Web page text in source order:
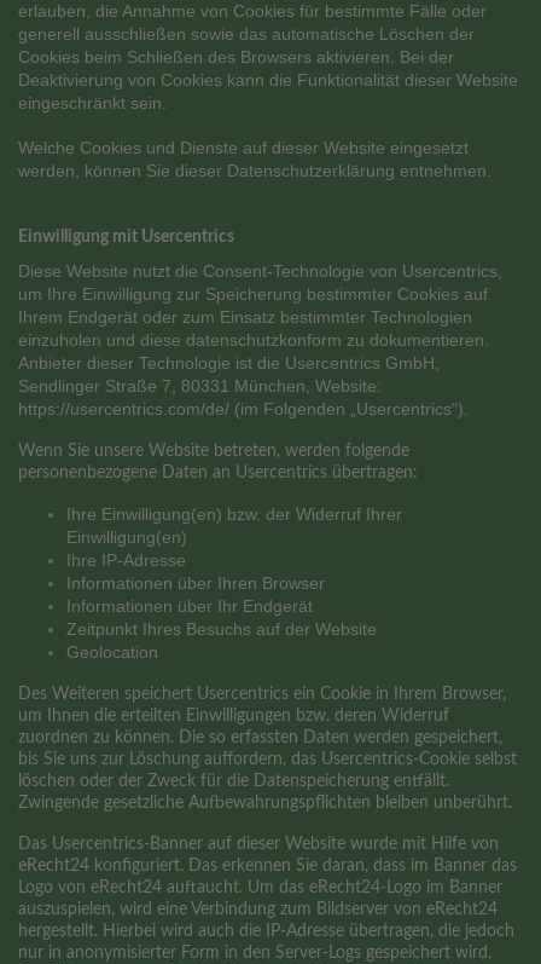
erlauben, die Annahme von Cookies für bestimmte Fälle oder
generell ausschließen sowie das automatische Löschen der
Cookies beim Schließen des Browsers aktivieren. Bei der
Deaktivierung von Cookies kann die Funktionalität dieser Website
eingeschränkt sein.
Welche Cookies und Dienste auf dieser Website eingesetzt
werden, können Sie dieser Datenschutzerklärung entnehmen.
Einwilligung mit Usercentrics
Diese Website nutzt die Consent-Technologie von Usercentrics,
um Ihre Einwilligung zur Speicherung bestimmter Cookies auf
Ihrem Endgerät oder zum Einsatz bestimmter Technologien
einzuholen und diese datenschutzkonform zu dokumentieren.
Anbieter dieser Technologie ist die Usercentrics GmbH,
Sendlinger Straße 7, 80331 München, Website:
https://usercentrics.com/de/ (im Folgenden „Usercentrics“).
Wenn Sie unsere Website betreten, werden folgende
personenbezogene Daten an Usercentrics übertragen:
Ihre Einwilligung(en) bzw. der Widerruf Ihrer
Einwilligung(en)
Ihre IP-Adresse
Informationen über Ihren Browser
Informationen über Ihr Endgerät
Zeitpunkt Ihres Besuchs auf der Website
Geolocation
Des Weiteren speichert Usercentrics ein Cookie in Ihrem Browser,
um Ihnen die erteilten Einwilligungen bzw. deren Widerruf
zuordnen zu können. Die so erfassten Daten werden gespeichert,
bis Sie uns zur Löschung auffordern, das Usercentrics-Cookie selbst
löschen oder der Zweck für die Datenspeicherung entfällt.
Zwingende gesetzliche Aufbewahrungspflichten bleiben unberührt.
Das Usercentrics-Banner auf dieser Website wurde mit Hilfe von
eRecht24 konfiguriert. Das erkennen Sie daran, dass im Banner das
Logo von eRecht24 auftaucht. Um das eRecht24-Logo im Banner
auszuspielen, wird eine Verbindung zum Bildserver von eRecht24
hergestellt. Hierbei wird auch die IP-Adresse übertragen, die jedoch
nur in anonymisierter Form in den Server-Logs gespeichert wird.